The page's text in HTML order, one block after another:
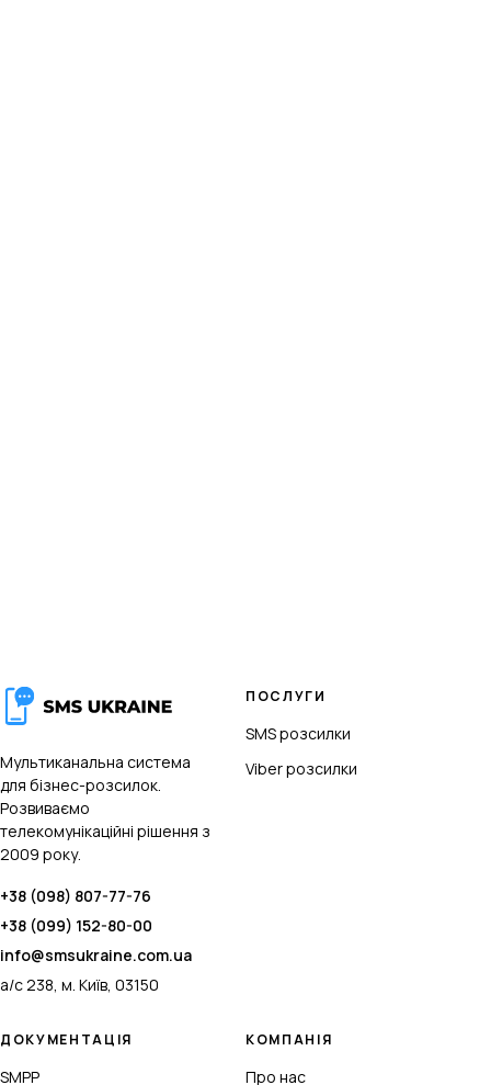
Мультиканальна система
для бізнес-розсилок.
Розвиваємо
телекомунікаційні рішення з
2009 року.
+38 (098) 807-77-76
+38 (099) 152-80-00
info@smsukraine.com.ua
а/с 238, м. Київ, 03150
ПОСЛУГИ
SMS розсилки
Viber розсилки
ДОКУМЕНТАЦІЯ
SMPP
КОМПАНІЯ
Про нас